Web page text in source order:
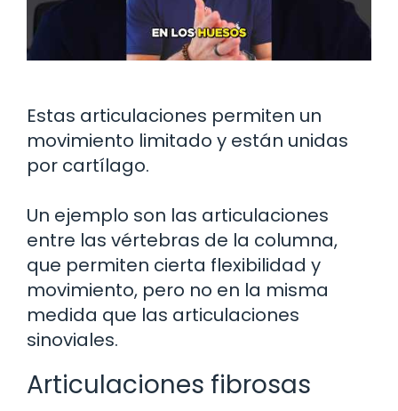
Estas articulaciones permiten un
movimiento limitado y están unidas
por cartílago.
Un ejemplo son las articulaciones
entre las vértebras de la columna,
que permiten cierta flexibilidad y
movimiento, pero no en la misma
medida que las articulaciones
sinoviales.
Articulaciones fibrosas